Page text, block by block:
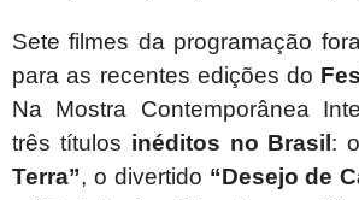
Sete filmes da programação
para as recentes edições do
Na Mostra Contemporânea
três títulos inéditos no Brasil :
Terra”, o divertido “Desejo de